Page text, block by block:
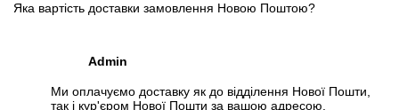
Яка вартість доставки замовлення Новою Поштою?
Admin
Ми оплачуємо доставку як до відділення Нової Пошти,
так і кур'єром Нової Пошти за вашою адресою.